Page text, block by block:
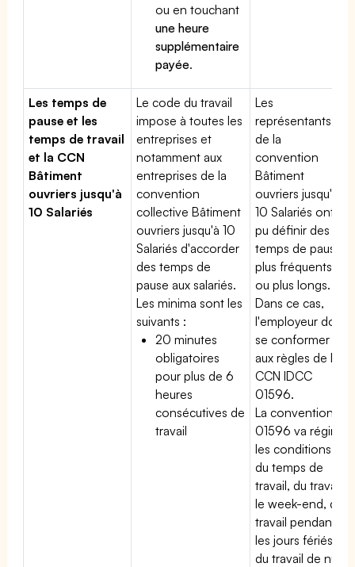
ou en touchant
une heure
supplémentaire
payée.
Les temps de
pause et les
temps de travail
et la CCN
Bâtiment
ouvriers jusqu'à
10 Salariés
Le code du travail
impose à toutes les
entreprises et
notamment aux
entreprises de la
convention
collective Bâtiment
ouvriers jusqu'à 10
Salariés d'accorder
des temps de
pause aux salariés.
Les minima sont les
suivants :
20 minutes
obligatoires
pour plus de 6
heures
consécutives de
travail
Les
représentants
de la
convention
Bâtiment
ouvriers jusqu'à
10 Salariés ont
pu définir des
temps de pause
plus fréquents
ou plus longs.
Dans ce cas,
l'employeur doit
se conformer
aux règles de la
CCN IDCC
01596.
La convention
01596 va régir
les conditions
du temps de
travail, du travail
le week-end, du
travail pendant
les jours fériés,
du travail de nuit